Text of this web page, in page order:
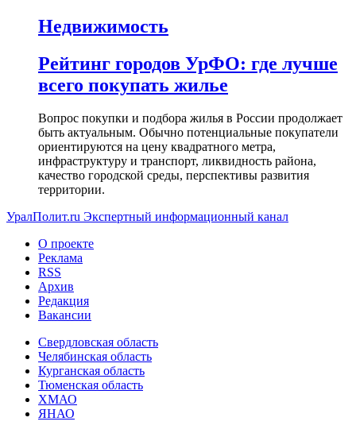
Недвижимость
Рейтинг городов УрФО: где лучше
всего покупать жилье
Вопрос покупки и подбора жилья в России продолжает
быть актуальным. Обычно потенциальные покупатели
ориентируются на цену квадратного метра,
инфраструктуру и транспорт, ликвидность района,
качество городской среды, перспективы развития
территории.
УралПолит.ru Экспертный информационный канал
О проекте
Реклама
RSS
Архив
Редакция
Вакансии
Свердловская область
Челябинская область
Курганская область
Тюменская область
ХМАО
ЯНАО